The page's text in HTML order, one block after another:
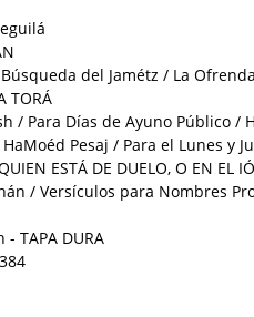
del Jamétz / La
TORÁ
/ Para Días de Ayuno Público
Pesaj / Para el Lunes y
ESTÁ DE DUELO, O EN EL
/ Versículos para Nombres
TAPA DURA